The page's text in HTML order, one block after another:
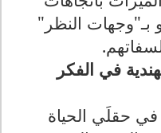
بـ"وجهات النظر"
في الفكر
في حقلَي الحياة